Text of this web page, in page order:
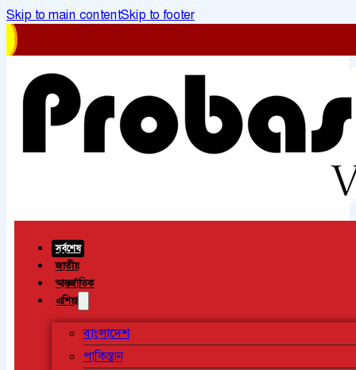
Skip to main contentSkip to footer
সর্বশেষ
জাতীয়
আন্তর্জাতিক
এশিয়া
বাংলাদেশ
পাকিস্তান